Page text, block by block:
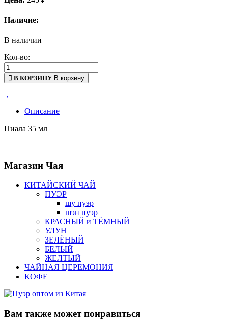
Наличие:
В наличии
Кол-во:
В КОРЗИНУ В корзину
Описание
Пиала 35 мл
Магазин Чая
КИТАЙСКИЙ ЧАЙ
ПУЭР
шу пуэр
шэн пуэр
КРАСНЫЙ и ТЁМНЫЙ
УЛУН
ЗЕЛЁНЫЙ
БЕЛЫЙ
ЖЕЛТЫЙ
ЧАЙНАЯ ЦЕРЕМОНИЯ
КОФЕ
Вам также может понравиться